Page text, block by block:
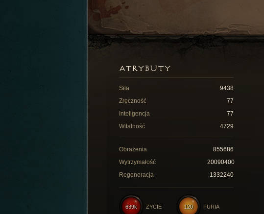
ATRYBUTY
Siła
9438
Zręczność
77
Inteligencja
77
Witalność
4729
Obrażenia
855686
Wytrzymałość
20090400
Regeneracja
1332240
120 FURIA
639k ŻYCIE